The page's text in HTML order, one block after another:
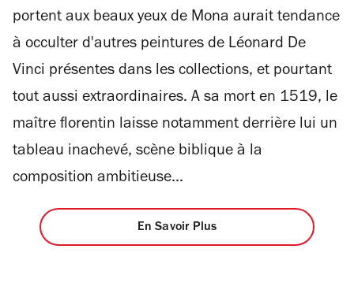
portent aux beaux yeux de Mona aurait tendance
à occulter d'autres peintures de Léonard De
Vinci présentes dans les collections, et pourtant
tout aussi extraordinaires. A sa mort en 1519, le
maître florentin laisse notamment derrière lui un
tableau inachevé, scène biblique à la
composition ambitieuse...
En Savoir Plus